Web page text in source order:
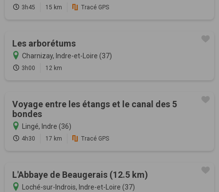
3h45 15 km Tracé GPS
Les arborétums
Charnizay, Indre-et-Loire (37)
3h00 12 km
Voyage entre les étangs et le canal des 5
bondes
Lingé, Indre (36)
4h30 17 km Tracé GPS
L'Abbaye de Beaugerais (12.5 km)
Loché-sur-Indrois, Indre-et-Loire (37)